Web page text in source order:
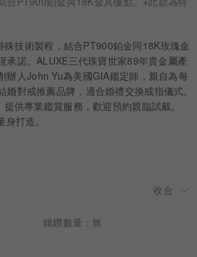
技術製程，結合PT900鉑金同18K玫瑰金
承諾。ALUXE三代珠寶世家89年貴金屬產
辦人John Yu為美國GIA鑑定師，親自為每
婚對戒推薦品牌，適合婚禮交換戒指儀式。
供專業鑑賞服務，歡迎預約親臨試戴。
打造。
鑲鑽數量：無